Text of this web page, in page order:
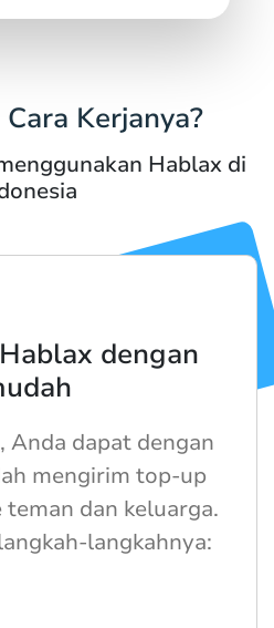
Kerjanya?
Hablax di
dengan
Anda dapat dengan
mengirim top-up
dan keluarga.
langkahnya: